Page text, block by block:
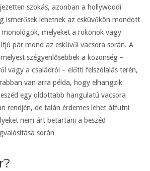
szokás, azonban a hollywoodi
ismerősek lehetnek az esküvőkön mondott
melyeket a rokonok vagy
pár mond az esküvői vacsora során. A
szégyenlősebbek a közönség –
vagy a családról – előtti felszólalás terén,
van arra példa, hogy elhangzik
egy oldottabb hangulatú vacsora
rendjén, de talán érdemes lehet átfutni
nem árt betartani a beszéd
során…